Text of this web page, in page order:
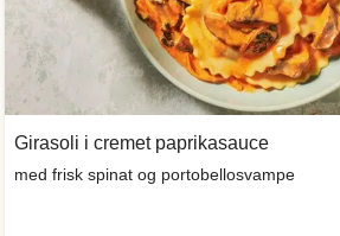
Girasoli i cremet paprikasauce
med frisk spinat og portobellosvampe